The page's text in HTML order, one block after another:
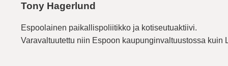
Tony Hagerlund
Espoolainen paikallispoliitikko ja kotiseutuaktiivi.
Varavaltuutettu niin Espoon kaupunginvaltuustossa